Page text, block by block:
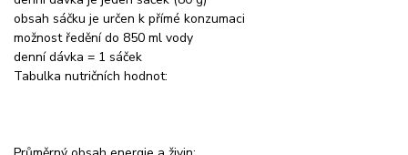
obsah sáčku je určen k přímé konzumaci
možnost ředění do 850 ml vody
denní dávka = 1 sáček
Tabulka nutričních hodnot: